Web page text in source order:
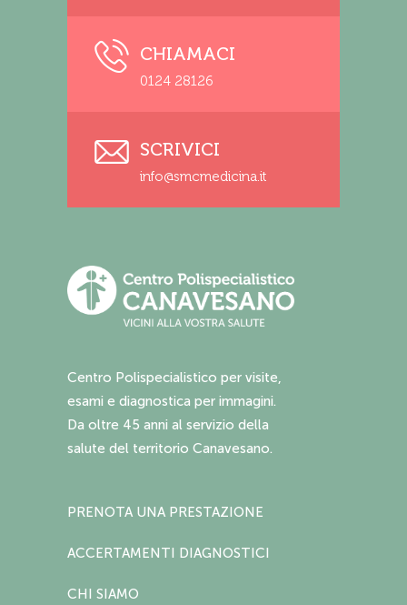
CHIAMACI
0124 28126
SCRIVICI
info@smcmedicina.it
Centro Polispecialistico per visite,
esami e diagnostica per immagini.
Da oltre 45 anni al servizio della
salute del territorio Canavesano.
PRENOTA UNA PRESTAZIONE
ACCERTAMENTI DIAGNOSTICI
CHI SIAMO